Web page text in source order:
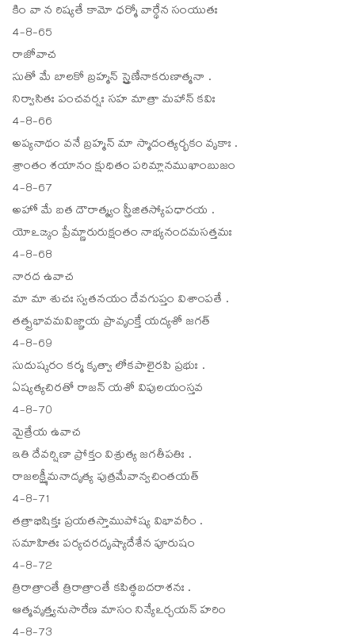
కిం వా న రిష్యతే కామో ధర్మో వార్థేన సంయుతః
4-8-65
రాజోవాచ
సుతో మే బాలకో బ్రహ్మన్ స్త్రైణేనాకరుణాత్మనా .
నిర్వాసితః పంచవర్షః సహ మాత్రా మహాన్ కవిః
4-8-66
అప్యనాథం వనే బ్రహ్మన్ మా స్మాదంత్యర్భకం వృకాః .
శ్రాంతం శయానం క్షుధితం పరిమ్లానముఖాంబుజం
4-8-67
అహో మే బత దౌరాత్మ్యం స్త్రీజితస్యోపధారయ .
యోఽఙ్కం ప్రేమ్ణారురుక్షంతం నాభ్యనందమసత్తమః
4-8-68
నారద ఉవాచ
మా మా శుచః స్వతనయం దేవగుప్తం విశాంపతే .
తత్ప్రభావమవిజ్ఞాయ ప్రావృంక్తే యద్యశో జగత్
4-8-69
సుదుష్కరం కర్మ కృత్వా లోకపాలైరపి ప్రభుః .
ఏష్యత్యచిరతో రాజన్ యశో విపులయంస్తవ
4-8-70
మైత్రేయ ఉవాచ
ఇతి దేవర్షిణా ప్రోక్తం విశ్రుత్య జగతీపతిః .
రాజలక్ష్మీమనాదృత్య పుత్రమేవాన్వచింతయత్
4-8-71
తత్రాభిషిక్తః ప్రయతస్తాముపోష్య విభావరీం .
సమాహితః పర్యచరదృష్యాదేశేన పూరుషం
4-8-72
త్రిరాత్రాంతే త్రిరాత్రాంతే కపిత్థబదరాశనః .
ఆత్మవృత్త్యనుసారేణ మాసం నిన్యేఽర్చయన్ హరిం
4-8-73